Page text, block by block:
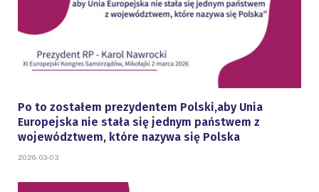
Po to zostałem prezydentem Polski,aby Unia
Europejska nie stała się jednym państwem z
województwem, które nazywa się Polska
2026-03-03